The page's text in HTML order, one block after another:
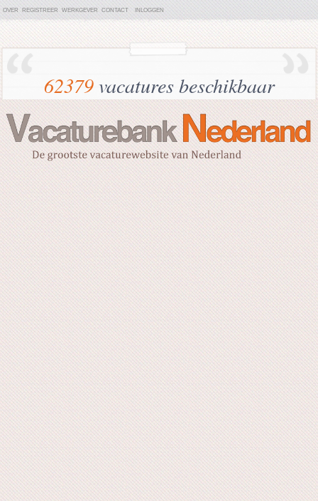
OVER REGISTREER WERKGEVER CONTACT INLOGGEN
62379vacatures beschikbaar